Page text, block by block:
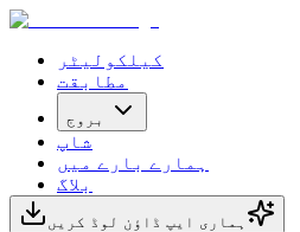
کیلکولیٹر
مطابقت
بروج
شاپ
ہمارے بارے میں
بلاگ
ہماری ایپ ڈاؤن لوڈ کریں